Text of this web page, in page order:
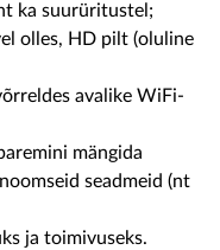
ka suurüritustel;
olles, HD pilt (oluline
avalike WiFi-
mängida
seadmeid (nt
ja toimivuseks.